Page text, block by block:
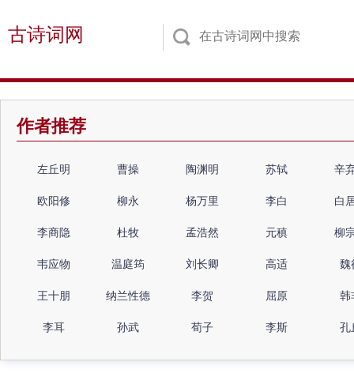
古诗词网
作者推荐
左丘明 曹操 陶渊明 苏轼 辛
欧阳修 柳永 杨万里 李白 白
李商隐 杜牧 孟浩然 元稹 柳
韦应物 温庭筠 刘长卿 高适 魏
王十朋 纳兰性德 李贺 屈原 韩
李耳 孙武 荀子 李斯 孔